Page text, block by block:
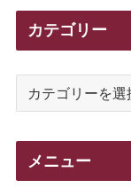
カテゴリー
メニュー